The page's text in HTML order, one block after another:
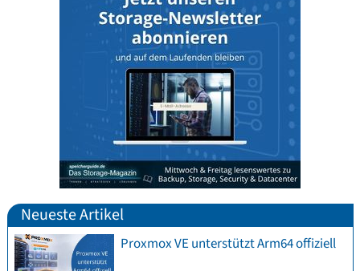
Neueste Artikel
Proxmox VE unterstützt Arm64 offiziell